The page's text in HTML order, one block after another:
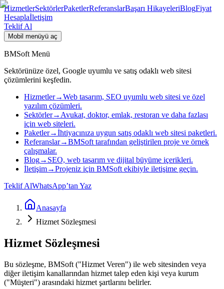
HizmetlerSektörlerPaketlerReferanslarBaşarı HikayeleriBlogFiyat
Hesaplaİletişim
Teklif Al
Mobil menüyü aç
BMSoft Menü
Sektörünüze özel, Google uyumlu ve satış odaklı web sitesi
çözümlerini keşfedin.
Hizmetler→Web tasarım, SEO uyumlu web sitesi ve özel
yazılım çözümleri.
Sektörler→ Avukat, doktor, emlak, restoran ve daha fazlası
için web siteleri.
Paketler→İhtiyacınıza uygun satış odaklı web sitesi paketleri.
Referanslar→BMSoft tarafından geliştirilen proje ve örnek
çalışmalar.
Blog→ SEO, web tasarım ve dijital büyüme içerikleri.
İletişim→Projeniz için BMSoft ekibiyle iletişime geçin.
Teklif AlWhatsApp’tan Yaz
Anasayfa
Hizmet Sözleşmesi
Hizmet Sözleşmesi
Bu sözleşme, BMSoft ("Hizmet Veren") ile web sitesinden veya
diğer iletişim kanallarından hizmet talep eden kişi veya kurum
("Müşteri") arasındaki hizmet şartlarını belirler.